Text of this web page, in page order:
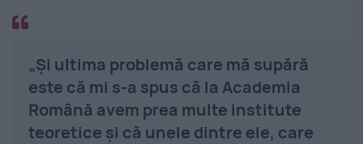
„Și ultima problemă care mă supără
este că mi s-a spus că la Academia
Română avem prea multe institute
teoretice și că unele dintre ele, care